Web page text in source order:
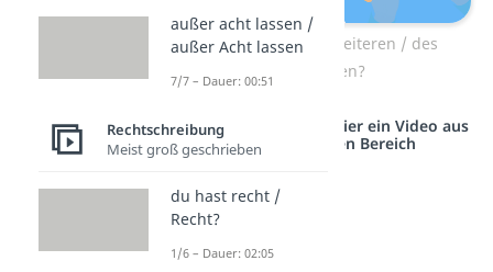
Zum Video: desweiteren / des
Weiteren?
Studyflix vernetzt: Hier ein Video aus
einem anderen Bereich
außer acht lassen /
außer Acht lassen
7/7 – Dauer: 00:51
Rechtschreibung
Meist groß geschrieben
du hast recht /
Recht?
1/6 – Dauer: 02:05